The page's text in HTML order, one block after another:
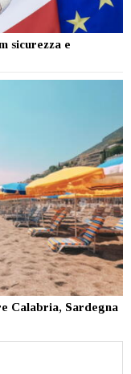
sicurezza e
Calabria, Sardegna